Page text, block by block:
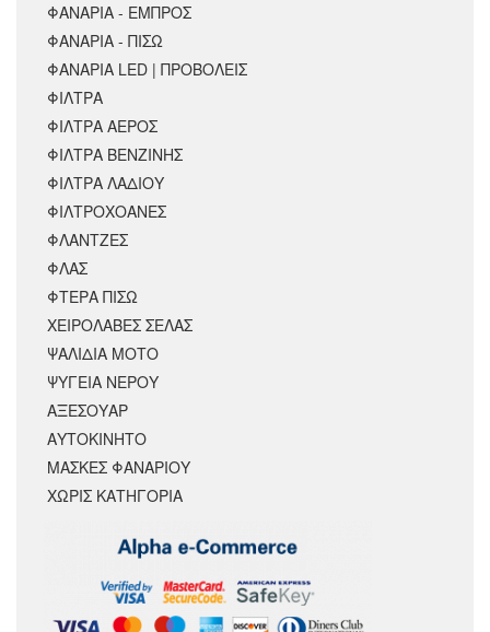
ΦΑΝΑΡΙΑ - ΕΜΠΡΟΣ
ΦΑΝΑΡΙΑ - ΠΙΣΩ
ΦΑΝΑΡΙΑ LED | ΠΡΟΒΟΛΕΙΣ
ΦΙΛΤΡΑ
ΦΙΛΤΡΑ ΑΕΡΟΣ
ΦΙΛΤΡΑ ΒΕΝΖΙΝΗΣ
ΦΙΛΤΡΑ ΛΑΔΙΟΥ
ΦΙΛΤΡΟΧΟΑΝΕΣ
ΦΛΑΝΤΖΕΣ
ΦΛΑΣ
ΦΤΕΡΑ ΠΙΣΩ
ΧΕΙΡΟΛΑΒΕΣ ΣΕΛΑΣ
ΨΑΛΙΔΙΑ ΜΟΤΟ
ΨΥΓΕΙΑ ΝΕΡΟΥ
ΑΞΕΣΟΥΆΡ
ΑΥΤΟΚΙΝΗΤΟ
ΜΑΣΚΕΣ ΦΑΝΑΡΙΟΥ
ΧΩΡΊΣ ΚΑΤΗΓΟΡΊΑ